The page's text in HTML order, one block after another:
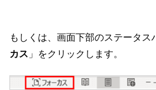
もしくは、画面下部のステータス
カス 」をクリックします。